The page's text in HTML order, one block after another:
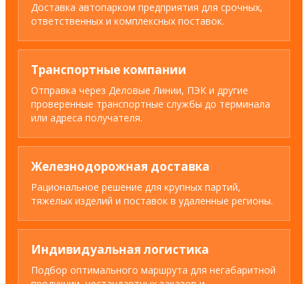
Доставка автопарком предприятия для срочных,
ответственных и комплексных поставок.
Транспортные компании
Отправка через Деловые Линии, ПЭК и другие
проверенные транспортные службы до терминала
или адреса получателя.
Железнодорожная доставка
Рациональное решение для крупных партий,
тяжелых изделий и поставок в удаленные регионы.
Индивидуальная логистика
Подбор оптимального маршрута для негабаритной